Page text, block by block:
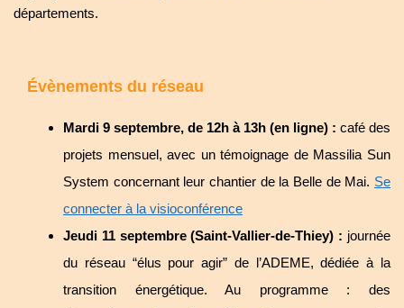
départements.
Évènements du réseau
Mardi 9 septembre, de 12h à 13h (en ligne) : café des
projets mensuel, avec un témoignage de Massilia Sun
System concernant leur chantier de la Belle de Mai. Se
connecter à la visioconférence
Jeudi 11 septembre (Saint-Vallier-de-Thiey) : journée
du réseau “élus pour agir” de l’ADEME, dédiée à la
transition énergétique. Au programme : des